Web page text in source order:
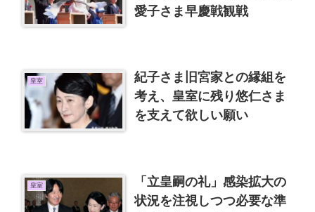
愛子さま早慶戦観戦
皇室
紀子さま旧宮家との縁組を
考え、皇室に残り悠仁さま
を支えて欲しい願い
皇室
「立皇嗣の礼」感染拡大の
状況を注視しつつ必要な準